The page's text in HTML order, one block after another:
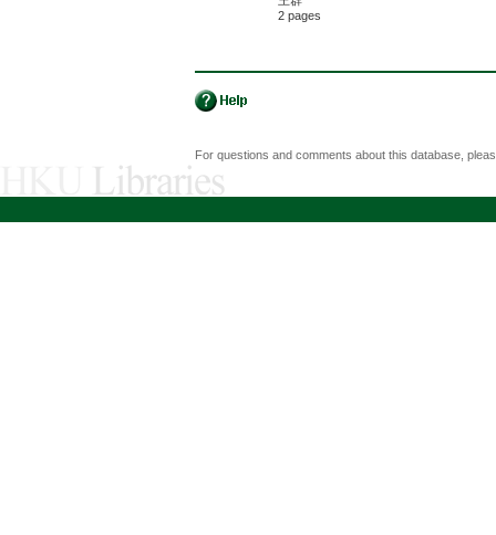
2 pages
For questions and comments about this database,